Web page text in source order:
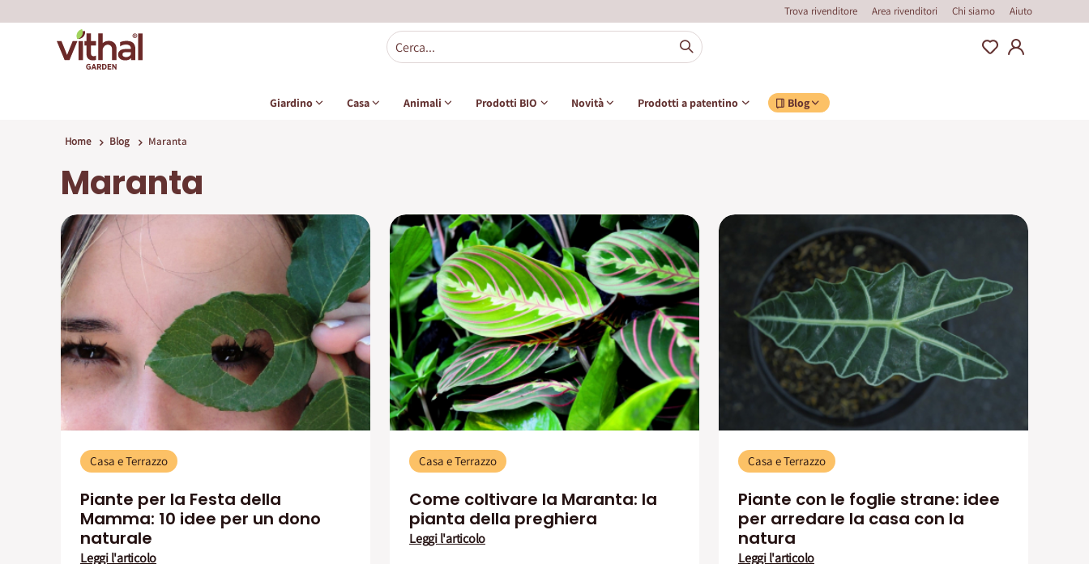
Trova rivenditore Area rivenditori Chi siamo Aiuto
Giardino Casa Animali Prodotti BIO Novità Prodotti a patentino Blog
Home Blog Maranta
Maranta
Casa e Terrazzo
Piante per la Festa della
Mamma: 10 idee per un dono
naturale
Leggi l'articolo
Casa e Terrazzo
Come coltivare la Maranta: la
pianta della preghiera
Leggi l'articolo
Casa e Terrazzo
Piante con le foglie strane: idee
per arredare la casa con la
natura
Leggi l'articolo